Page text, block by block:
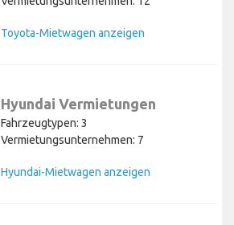
Toyota-Mietwagen anzeigen
Hyundai Vermietungen
Fahrzeugtypen: 3
Vermietungsunternehmen: 7
Hyundai-Mietwagen anzeigen